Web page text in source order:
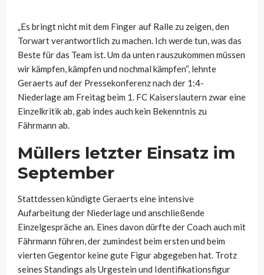
„Es bringt nicht mit dem Finger auf Ralle zu zeigen, den
Torwart verantwortlich zu machen. Ich werde tun, was das
Beste für das Team ist. Um da unten rauszukommen müssen
wir kämpfen, kämpfen und nochmal kämpfen“, lehnte
Geraerts auf der Pressekonferenz nach der 1:4-
Niederlage am Freitag beim 1. FC Kaiserslautern zwar eine
Einzelkritik ab, gab indes auch kein Bekenntnis zu
Fährmann ab.
Müllers letzter Einsatz im
September
Stattdessen kündigte Geraerts eine intensive
Aufarbeitung der Niederlage und anschließende
Einzelgespräche an. Eines davon dürfte der Coach auch mit
Fährmann führen, der zumindest beim ersten und beim
vierten Gegentor keine gute Figur abgegeben hat. Trotz
seines Standings als Urgestein und Identifikationsfigur